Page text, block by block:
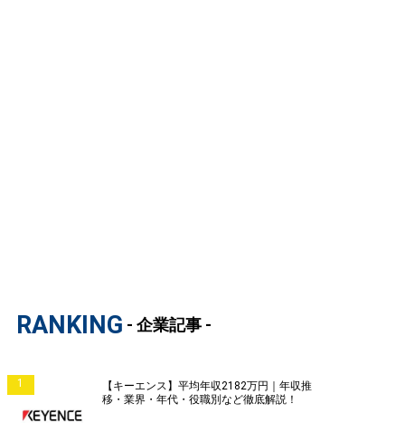
RANKING - 企業記事 -
1
【キーエンス】平均年収2182万円｜年収推
移・業界・年代・役職別など徹底解説！